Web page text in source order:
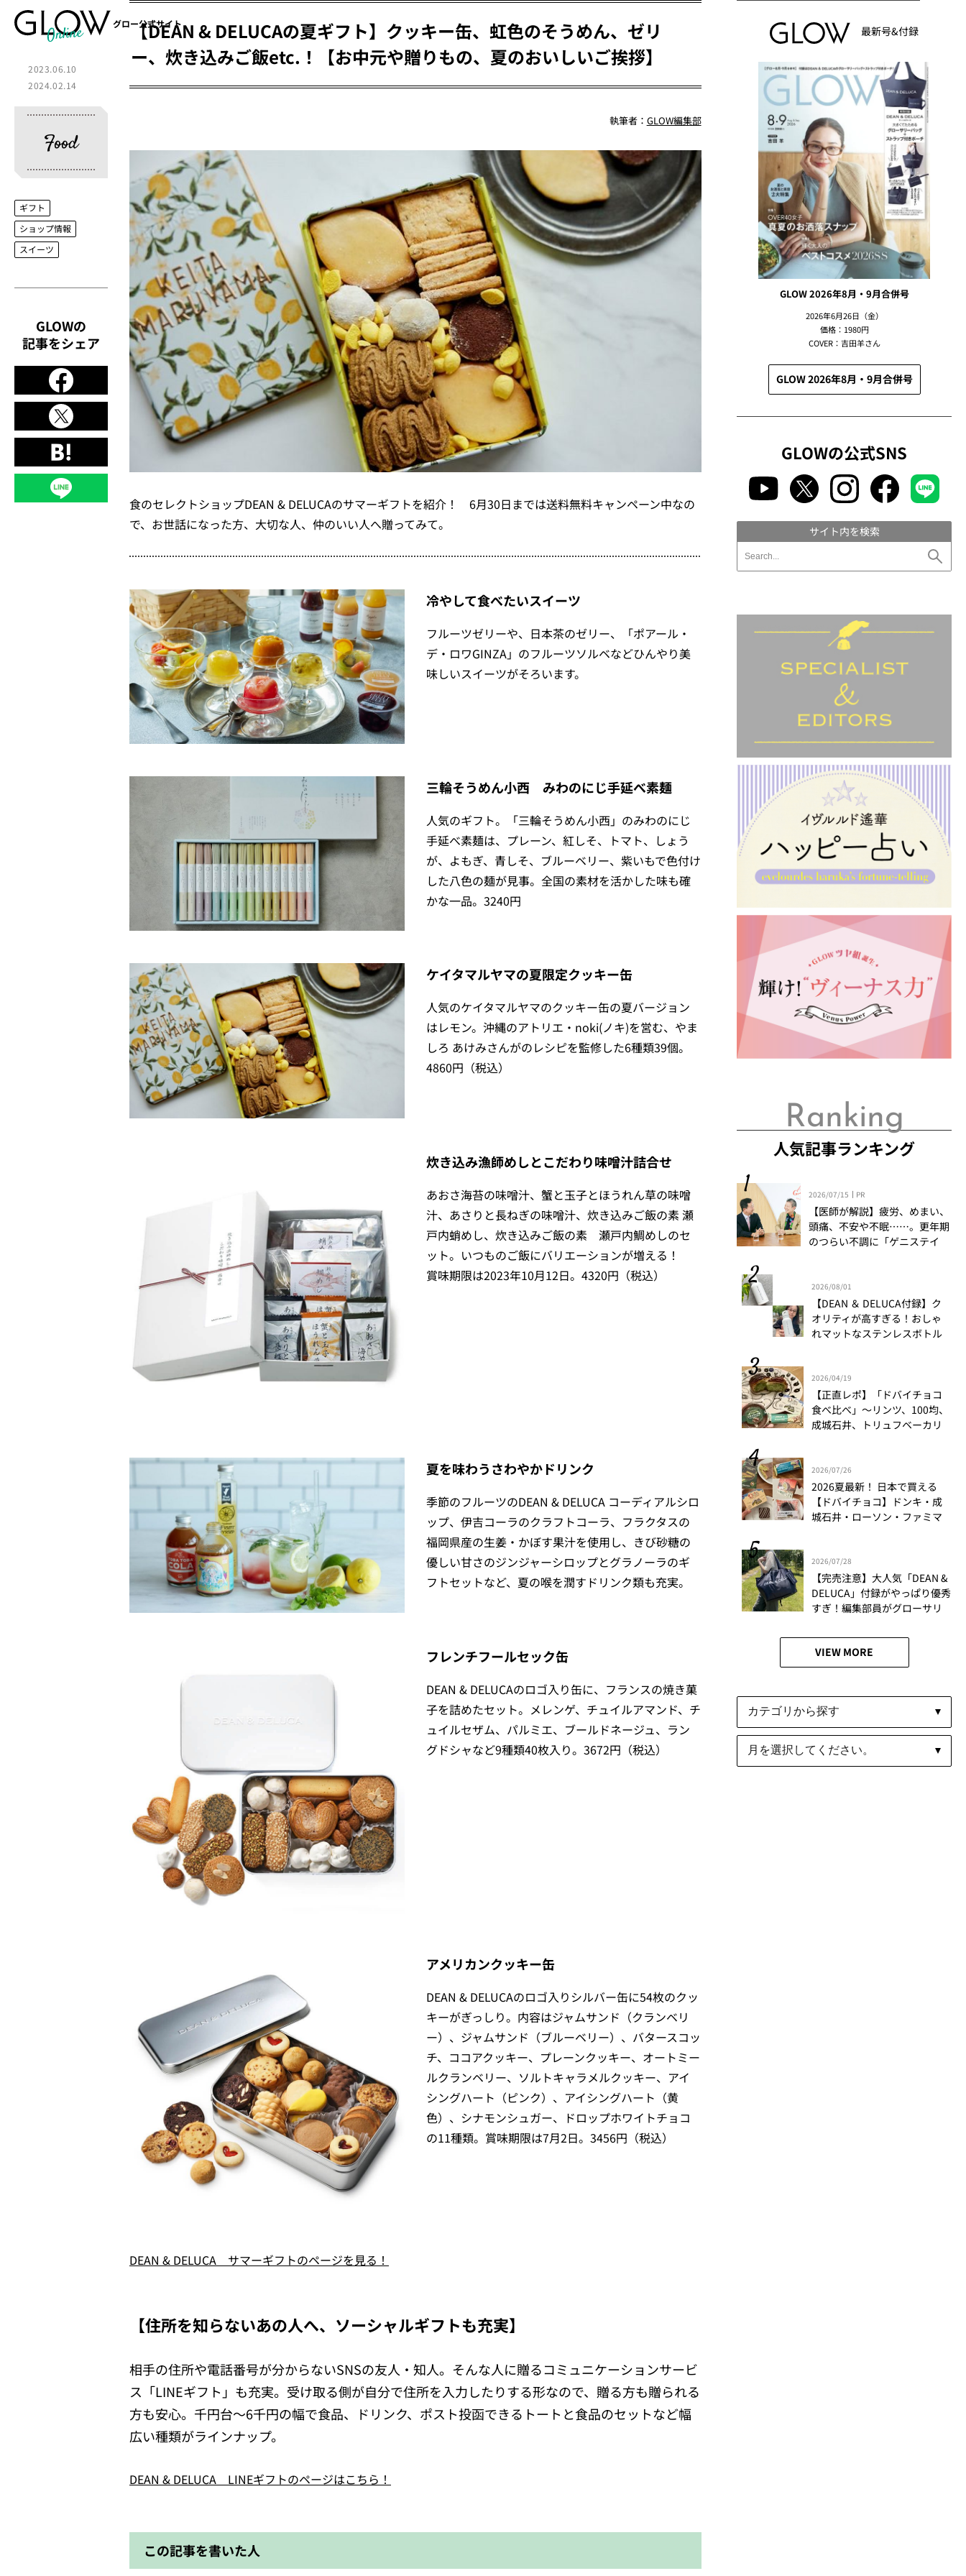
グロー公式サイト
2023.06.10
2024.02.14
Food
ギフト
ショップ情報
スイーツ
GLOWの
記事をシェア
【DEAN & DELUCAの夏ギフト】クッキー缶、虹色のそうめん、ゼリ
ー、炊き込みご飯etc.！【お中元や贈りもの、夏のおいしいご挨拶】
執筆者： GLOW編集部
食のセレクトショップDEAN & DELUCAのサマーギフトを紹介！ 6月30日までは送料無料キャンペーン中なの
で、お世話になった方、大切な人、仲のいい人へ贈ってみて。
冷やして食べたいスイーツ
フルーツゼリーや、日本茶のゼリー、「ポアール・
デ・ロワGINZA」のフルーツソルベなどひんやり美
味しいスイーツがそろいます。
三輪そうめん小西 みわのにじ手延べ素麺
人気のギフト。「三輪そうめん小西」のみわのにじ
手延べ素麺は、プレーン、紅しそ、トマト、しょう
が、よもぎ、青しそ、ブルーベリー、紫いもで色付け
した八色の麺が見事。全国の素材を活かした味も確
かな一品。3240円
ケイタマルヤマの夏限定クッキー缶
人気のケイタマルヤマのクッキー缶の夏バージョン
はレモン。沖縄のアトリエ・noki(ノキ)を営む、やま
しろ あけみさんがのレシピを監修した6種類39個。
4860円（税込）
炊き込み漁師めしとこだわり味噌汁詰合せ
あおさ海苔の味噌汁、蟹と玉子とほうれん草の味噌
汁、あさりと長ねぎの味噌汁、炊き込みご飯の素 瀬
戸内蛸めし、炊き込みご飯の素 瀬戸内鯛めしのセ
ット。いつものご飯にバリエーションが増える！
賞味期限は2023年10月12日。4320円（税込）
夏を味わうさわやかドリンク
季節のフルーツのDEAN & DELUCA コーディアルシロ
ップ、伊吉コーラのクラフトコーラ、フラクタスの
福岡県産の生姜・かぼす果汁を使用し、きび砂糖の
優しい甘さのジンジャーシロップとグラノーラのギ
フトセットなど、夏の喉を潤すドリンク類も充実。
フレンチフールセック缶
DEAN & DELUCAのロゴ入り缶に、フランスの焼き菓
子を詰めたセット。メレンゲ、チュイルアマンド、チ
ュイルセザム、パルミエ、ブールドネージュ、ラン
グドシャなど9種類40枚入り。3672円（税込）
アメリカンクッキー缶
DEAN & DELUCAのロゴ入りシルバー缶に54枚のクッ
キーがぎっしり。内容はジャムサンド（クランベリ
ー）、ジャムサンド（ブルーベリー）、バタースコッ
チ、ココアクッキー、プレーンクッキー、オートミー
ルクランベリー、ソルトキャラメルクッキー、アイ
シングハート（ピンク）、アイシングハート（黄
色）、シナモンシュガー、ドロップホワイトチョコ
の11種類。賞味期限は7月2日。3456円（税込）
DEAN & DELUCA サマーギフトのページを見る！
【住所を知らないあの人へ、ソーシャルギフトも充実】
相手の住所や電話番号が分からないSNSの友人・知人。そんな人に贈るコミュニケーションサービ
ス「LINEギフト」も充実。受け取る側が自分で住所を入力したりする形なので、贈る方も贈られる
方も安心。千円台～6千円の幅で食品、ドリンク、ポスト投函できるトートと食品のセットなど幅
広い種類がラインナップ。
DEAN & DELUCA LINEギフトのページはこちら！
この記事を書いた人
最新号&付録
GLOW 2026年8月・9月合併号
2026年6月26日（金）
価格：1980円
COVER：吉田羊さん
GLOW 2026年8月・9月合併号
GLOWの公式SNS
サイト内を検索
Ranking
人気記事ランキング
2026/07/15 PR
【医師が解説】疲労、めまい、
頭痛、不安や不眠……。更年期
のつらい不調に「ゲニステイ
2026/08/01
【DEAN ＆ DELUCA付録】ク
オリティが高すぎる！おしゃ
れマットなステンレスボトル
2026/04/19
【正直レポ】「ドバイチョコ
食べ比べ」～リンツ、100均、
成城石井、トリュフベーカリ
2026/07/26
2026夏最新！ 日本で買える
【ドバイチョコ】ドンキ・成
城石井・ローソン・ファミマ
2026/07/28
【完売注意】大人気「DEAN &
DELUCA」付録がやっぱり優秀
すぎ！編集部員がグローサリ
底解説！
VIEW MORE